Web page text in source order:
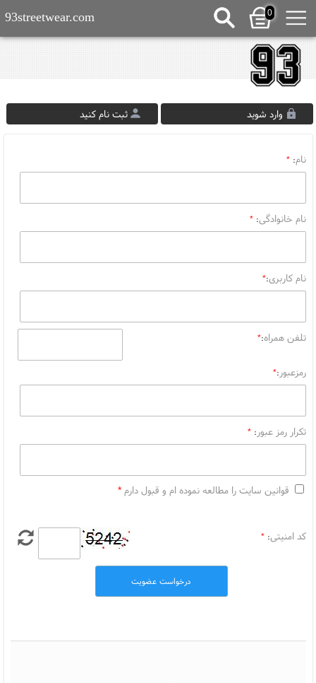
0
93streetwear.com
وارد شوید ثبت نام کنید
:
* نام
:
* نام خانوادگی
:
* نام کاربری
:
* تلفن همراه
:
* رمزعبور
:
* تکرار رمز عبور
قوانین سایت را مطالعه نموده ام و قبول دارم*
:
* کد امنیتی
درخواست عضویت